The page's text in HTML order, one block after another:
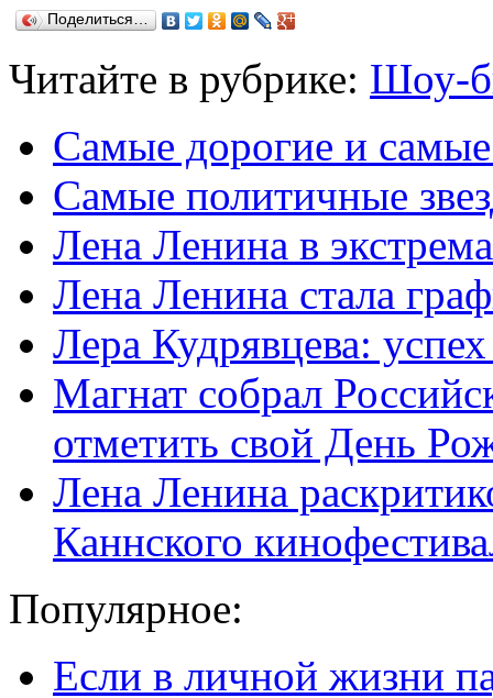
Поделиться…
Читайте в рубрике: Шоу-
Самые дорогие и
Самые политичные
Лена Ленина в
Лена Ленина стала
Лера Кудрявцева:
Магнат собрал
отметить свой День
Лена Ленина
Каннского
Популярное:
Если в личной жизни